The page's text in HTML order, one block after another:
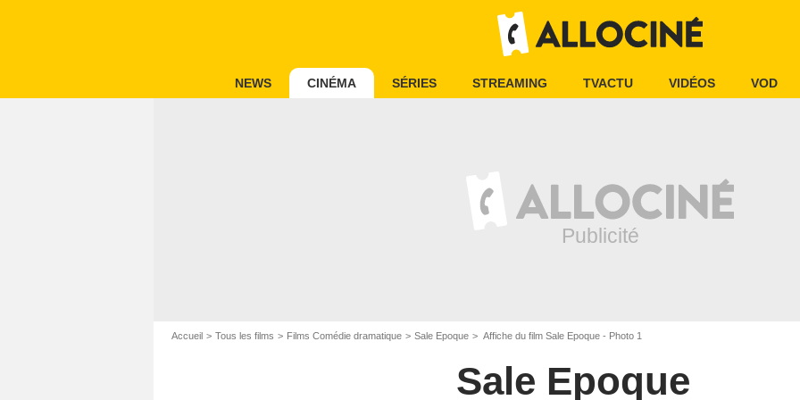
NEWS CINÉMA SÉRIES STREAMING TVACTU VIDÉOS VOD
Accueil Tous les films Films Comédie dramatique Sale Epoque Affiche du film Sale Epoque - Photo 1
Sale Epoque